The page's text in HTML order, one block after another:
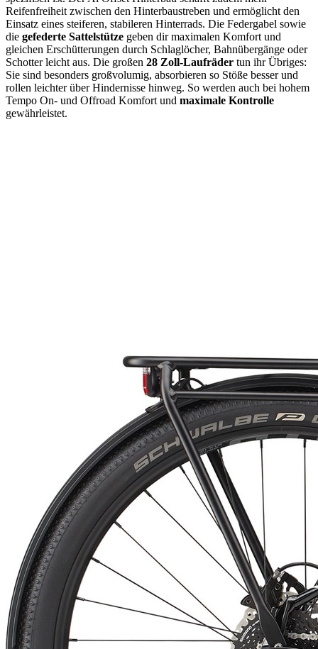
Reifenfreiheit zwischen den Hinterbaustreben und ermöglicht den
Einsatz eines steiferen, stabileren Hinterrads. Die Federgabel sowie
die gefederte Sattelstütze geben dir maximalen Komfort und
gleichen Erschütterungen durch Schlaglöcher, Bahnübergänge oder
Schotter leicht aus. Die großen 28 Zoll-Laufräder tun ihr Übriges:
Sie sind besonders großvolumig, absorbieren so Stöße besser und
rollen leichter über Hindernisse hinweg. So werden auch bei hohem
Tempo On- und Offroad Komfort und maximale Kontrolle
gewährleistet.